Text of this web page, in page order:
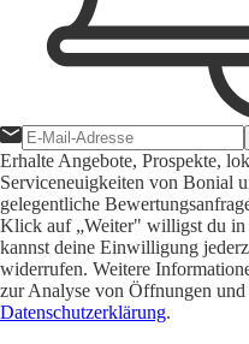
Erhalte Angebote, Prospekte,
Serviceneuigkeiten von Bonial
gelegentliche
Klick auf „Weiter" willigst du in
kannst deine Einwilligung
widerrufen. Weitere
zur Analyse von Öffnungen
Datenschutzerklärung.